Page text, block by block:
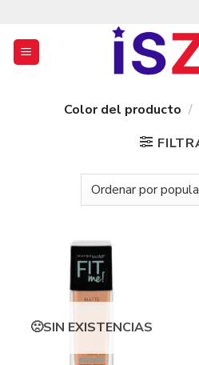
contenido
Color del producto /
SIN EXISTENCIAS